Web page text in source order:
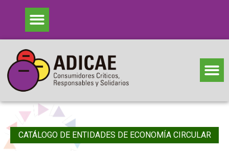
CATÁLOGO DE ENTIDADES DE ECONOMÍA CIRCULAR